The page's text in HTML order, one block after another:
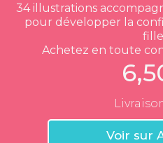
34 illustrations
pour développer la
Achetez en toute
Voir sur